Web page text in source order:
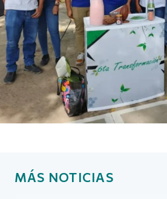
MÁS NOTICIAS